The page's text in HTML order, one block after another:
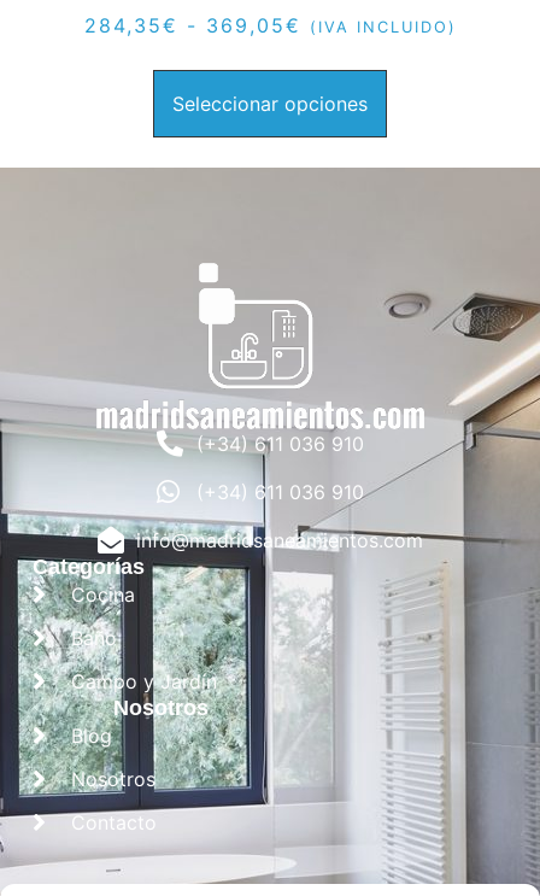
284,35€ - 369,05€ (IVA INCLUIDO)
Seleccionar opciones
(+34) 611 036 910
(+34) 611 036 910
info@madridsaneamientos.com
Categorías
Cocina
Baño
Campo y Jardín
Nosotros
Blog
Nosotros
Contacto